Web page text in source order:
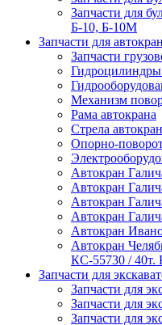
Запчасти для
Б-10, Б-10М
Запчасти для
Запчасти
Гидроцилиндры
Механизм
Рама автокрана
Стрела
Опорно-
Автокран
Автокран
Автокран
Автокран
Автокран
Автокран
КС-55730 / 40т.
Запчасти для
Запчасти для
Запчасти для
Запчасти для